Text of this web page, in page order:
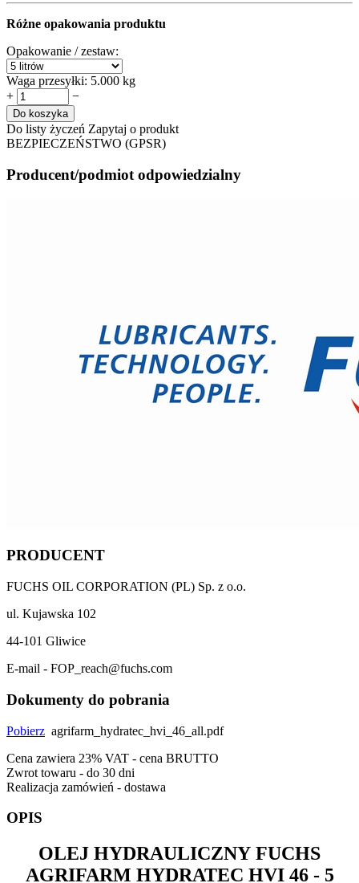
Różne opakowania produktu
Opakowanie / zestaw:
Waga przesyłki: 5.000 kg
+
−
Do koszyka
Do listy życzeń Zapytaj o produkt
BEZPIECZEŃSTWO (GPSR)
Producent/podmiot odpowiedzialny
PRODUCENT
FUCHS OIL CORPORATION (PL) Sp. z o.o.
ul. Kujawska 102
44-101 Gliwice
E-mail - FOP_reach@fuchs.com
Dokumenty do pobrania
Pobierz agrifarm_hydratec_hvi_46_all.pdf
Cena zawiera 23% VAT - cena BRUTTO
Zwrot towaru - do 30 dni
Realizacja zamówień - dostawa
OPIS
OLEJ HYDRAULICZNY FUCHS
AGRIFARM HYDRATEC HVI 46- 5